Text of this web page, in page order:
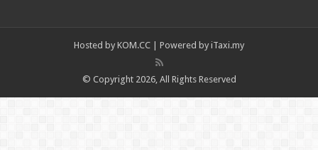
Hosted by KOM.CC | Powered by iTaxi.my
© Copyright 2026, All Rights Reserved